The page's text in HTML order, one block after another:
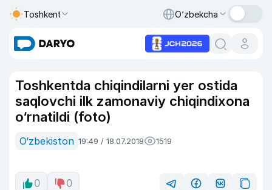
Toshkent O‘zbekcha
Toshkentda chiqindilarni yer ostida
saqlovchi ilk zamonaviy chiqindixona
o‘rnatildi (foto)
O‘zbekiston 19:49 / 18.07.2018 1519
0 0